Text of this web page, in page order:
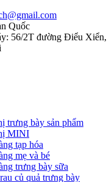
Quốc
56/2T đường Điểu Xiển,
trưng bày sản phẩm
MINI
tạp hóa
mẹ và bé
trưng bày sữa
củ quả trưng bày